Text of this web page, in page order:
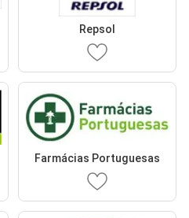
Repsol
Farmácias Portuguesas